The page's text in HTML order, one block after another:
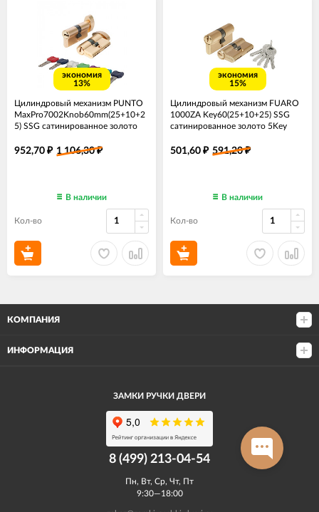
экономия
13%
Цилиндровый механизм PUNTO
MaxPro7002Knob60mm(25+10+2
5) SSG сатинированное золото
952,70 ₽ 1 106,30₽
В наличии
Кол-во
экономия
15%
Цилиндровый механизм FUARO
1000ZA Key60(25+10+25) SSG
сатинированное золото 5Key
501,60 ₽ 591,20₽
В наличии
Кол-во
КОМПАНИЯ
ИНФОРМАЦИЯ
ЗАМКИ РУЧКИ ДВЕРИ
8 (499) 213-04-54​
Пн, Вт, Ср, Чт, Пт
9:30—18:00